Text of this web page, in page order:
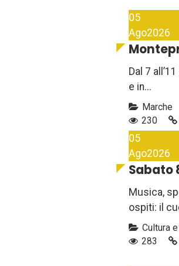
05
Ago2026
Dal 7
e in...
Marche
230
05
Ago2026
Sabato
Musica,
ospiti: il
Cultura
283